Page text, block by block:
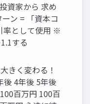
資家から 求め
ン = 「資本コ
率として使用 ※
する
きく変わる！
後 4年後 5年後
百万円 100百